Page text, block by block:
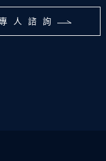
人諮詢